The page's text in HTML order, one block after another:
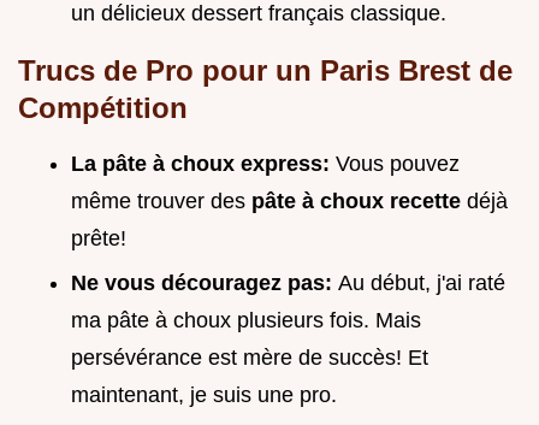
un délicieux dessert français classique.
Trucs de Pro pour un Paris Brest de
Compétition
La pâte à choux express: Vous pouvez
même trouver des pâte à choux recette déjà
prête!
Ne vous découragez pas: Au début, j'ai raté
ma pâte à choux plusieurs fois. Mais
persévérance est mère de succès! Et
maintenant, je suis une pro.